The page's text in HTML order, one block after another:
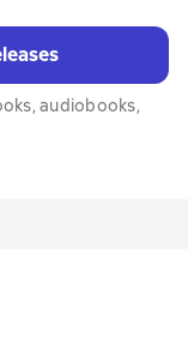
audiobooks,